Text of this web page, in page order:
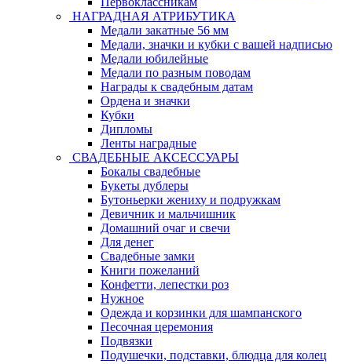
НАГРАДНАЯ АТРИБУТИКА
Медали закатные 56 мм
Медали, значки и кубки с вашей надписью
Медали юбилейные
Медали по разным поводам
Награды к свадебным датам
Ордена и значки
Кубки
Дипломы
Ленты наградные
СВАДЕБНЫЕ АКСЕССУАРЫ
Бокалы свадебные
Букеты дублеры
Бутоньерки жениху и подружкам
Девичник и мальчишник
Домашний очаг и свечи
Для денег
Свадебные замки
Книги пожеланий
Конфетти, лепестки роз
Нужное
Одежда и корзинки для шампанского
Песочная церемония
Подвязки
Подушечки, подставки, блюдца для колец